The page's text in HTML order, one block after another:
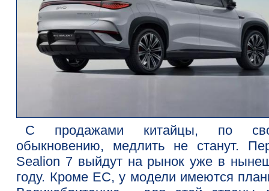
С продажами китайцы, по
обыкновению, медлить не станут.
Sealion 7 выйдут на рынок уже в
году. Кроме ЕС, у модели имеются